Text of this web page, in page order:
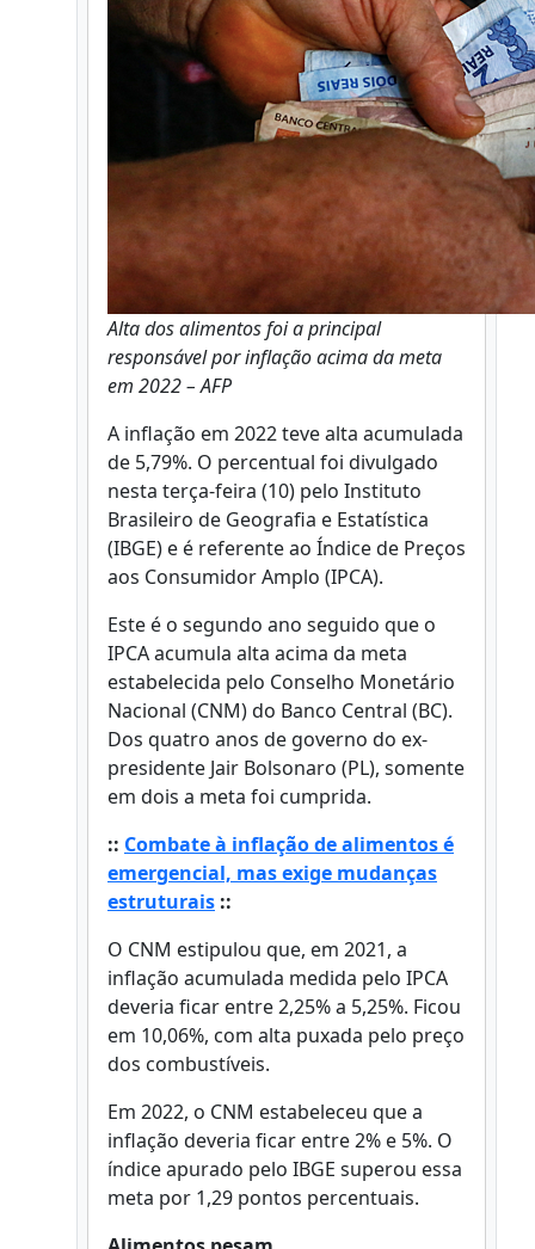
Alta dos alimentos foi a principal
responsável por inflação acima da meta
em 2022 – AFP
A inflação em 2022 teve alta acumulada
de 5,79%. O percentual foi divulgado
nesta terça-feira (10) pelo Instituto
Brasileiro de Geografia e Estatística
(IBGE) e é referente ao Índice de Preços
aos Consumidor Amplo (IPCA).
Este é o segundo ano seguido que o
IPCA acumula alta acima da meta
estabelecida pelo Conselho Monetário
Nacional (CNM) do Banco Central (BC).
Dos quatro anos de governo do ex-
presidente Jair Bolsonaro (PL), somente
em dois a meta foi cumprida.
:: Combate à inflação de alimentos é
emergencial, mas exige mudanças
estruturais ::
O CNM estipulou que, em 2021, a
inflação acumulada medida pelo IPCA
deveria ficar entre 2,25% a 5,25%. Ficou
em 10,06%, com alta puxada pelo preço
dos combustíveis.
Em 2022, o CNM estabeleceu que a
inflação deveria ficar entre 2% e 5%. O
índice apurado pelo IBGE superou essa
meta por 1,29 pontos percentuais.